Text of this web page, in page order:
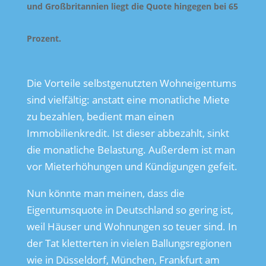
und Großbritannien liegt die Quote hingegen bei 65
Prozent.
Die Vorteile selbstgenutzten Wohneigentums
sind vielfältig: anstatt eine monatliche Miete
zu bezahlen, bedient man einen
Immobilienkredit. Ist dieser abbezahlt, sinkt
die monatliche Belastung. Außerdem ist man
vor Mieterhöhungen und Kündigungen gefeit.
Nun könnte man meinen, dass die
Eigentumsquote in Deutschland so gering ist,
weil Häuser und Wohnungen so teuer sind. In
der Tat kletterten in vielen Ballungsregionen
wie in Düsseldorf, München, Frankfurt am